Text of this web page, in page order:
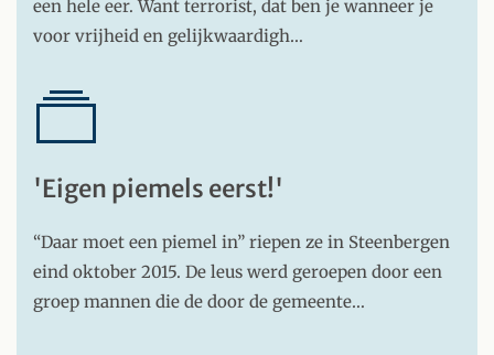
een hele eer. Want terrorist, dat ben je wanneer je
voor vrijheid en gelijkwaardigh…
'Eigen piemels eerst!'
“Daar moet een piemel in” riepen ze in Steenbergen
eind oktober 2015. De leus werd geroepen door een
groep mannen die de door de gemeente…